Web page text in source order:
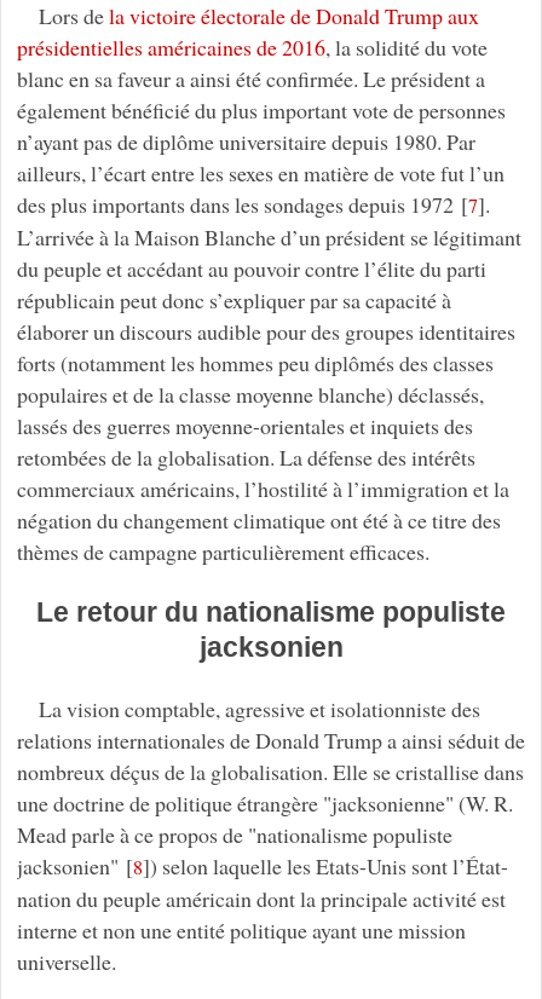
Lors dela victoire électorale de Donald Trump aux
présidentielles américaines de 2016, la solidité du vote
blanc en sa faveur a ainsi été confirmée. Le président a
également bénéficié du plus important vote de personnes
n’ayant pas de diplôme universitaire depuis 1980. Par
ailleurs, l’écart entre les sexes en matière de vote fut l’un
des plus importants dans les sondages depuis 1972[7].
L’arrivée à la Maison Blanche d’un président se légitimant
du peuple et accédant au pouvoir contre l’élite du parti
républicain peut donc s’expliquer par sa capacité à
élaborer un discours audible pour des groupes identitaires
forts (notamment les hommes peu diplômés des classes
populaires et de la classe moyenne blanche) déclassés,
lassés des guerres moyenne-orientales et inquiets des
retombées de la globalisation. La défense des intérêts
commerciaux américains, l’hostilité à l’immigration et la
négation du changement climatique ont été à ce titre des
thèmes de campagne particulièrement efficaces.
Le retour du nationalisme populiste
jacksonien
La vision comptable, agressive et isolationniste des
relations internationales de Donald Trump a ainsi séduit de
nombreux déçus de la globalisation. Elle se cristallise dans
une doctrine de politique étrangère "jacksonienne" (W. R.
Mead parle à ce propos de "nationalisme populiste
jacksonien" [8]) selon laquelle les Etats-Unis sont l’État-
nation du peuple américain dont la principale activité est
interne et non une entité politique ayant une mission
universelle.